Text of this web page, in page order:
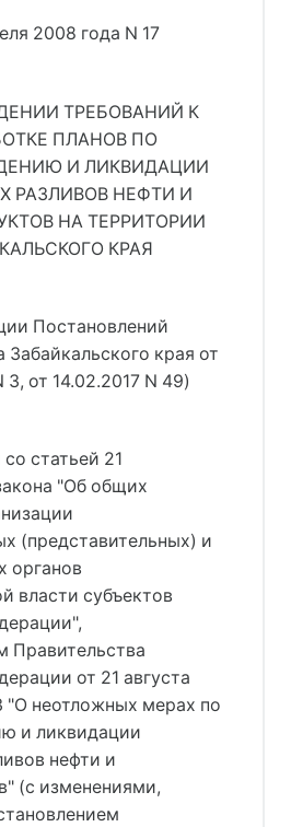
2008 года N 17
ТРЕБОВАНИЙ К
ПЛАНОВ ПО
И ЛИКВИДАЦИИ
РАЗЛИВОВ НЕФТИ И
НА ТЕРРИТОРИИ
КРАЯ
Постановлений
Забайкальского края от
3, от 14.02.2017 N 49)
статьей 21
"Об общих
(представительных) и
органов
власти субъектов
Правительства
от 21 августа
"О неотложных мерах по
и ликвидации
нефти и
(с изменениями,